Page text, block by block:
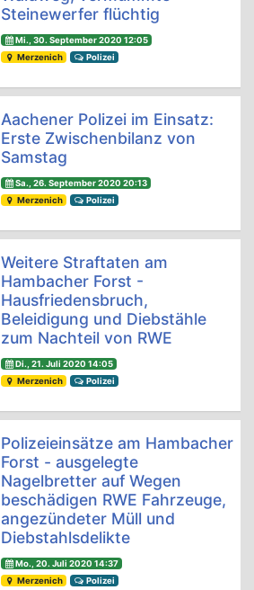
Steinewerfer flüchtig
Mi., 30. September 2020 12:05
Merzenich
Polizei
Aachener Polizei im Einsatz:
Erste Zwischenbilanz von
Samstag
Sa., 26. September 2020 20:13
Merzenich
Polizei
Weitere Straftaten am
Hambacher Forst -
Hausfriedensbruch,
Beleidigung und Diebstähle
zum Nachteil von RWE
Di., 21. Juli 2020 14:05
Merzenich
Polizei
Polizeieinsätze am Hambacher
Forst - ausgelegte
Nagelbretter auf Wegen
beschädigen RWE Fahrzeuge,
angezündeter Müll und
Diebstahlsdelikte
Mo., 20. Juli 2020 14:37
Merzenich
Polizei